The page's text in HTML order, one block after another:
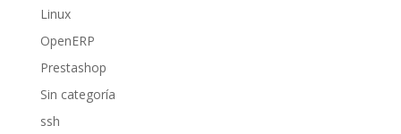
Linux
OpenERP
Prestashop
Sin categoría
ssh